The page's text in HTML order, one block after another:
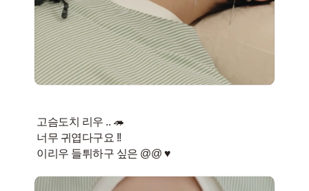
고슴도치 리우 .. 🦔
너무 귀엽다구요 !!